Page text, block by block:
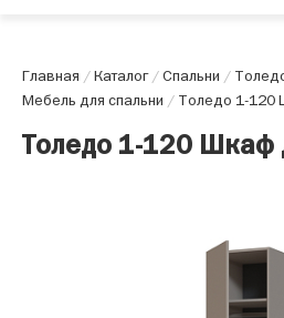
Главная /Каталог/Спальни /
Мебель для спальни / Толедо 1-
Толедо 1-120 Шкаф